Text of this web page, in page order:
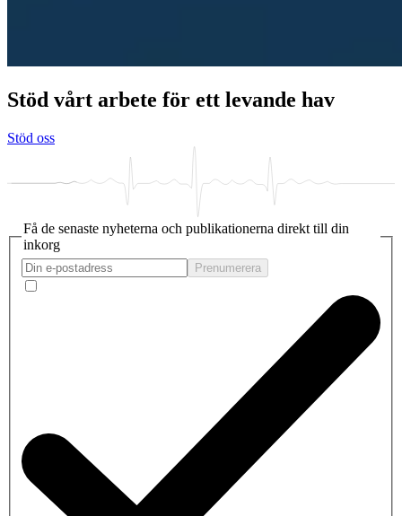
Stöd vårt arbete för ett levande hav
Stöd oss
Få de senaste nyheterna och publikationerna direkt till din
inkorg
Prenumerera